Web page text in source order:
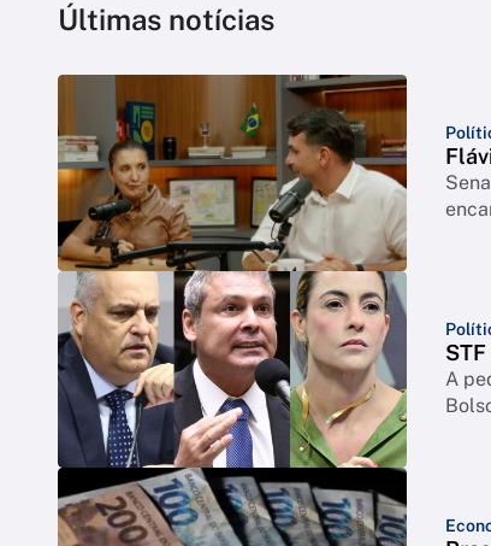
Últimas notícias
A